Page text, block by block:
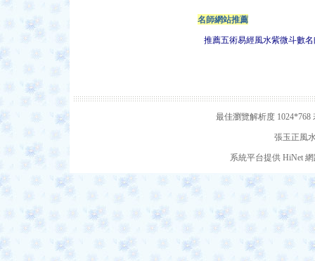
名師網站推薦
推薦五術易經風水紫微斗數
最佳瀏覽解析度
張玉正風
系統平台提供 HiNet